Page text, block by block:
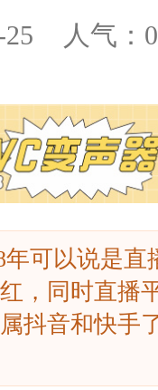
人气： 0
年可以说是
，同时直播
抖音和快手